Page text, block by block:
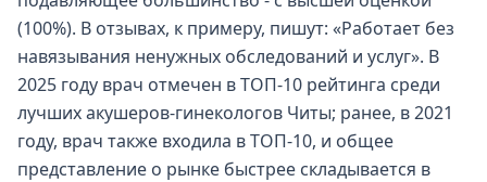
(100%). В отзывах, к примеру, пишут: «Работает без
навязывания ненужных обследований и услуг». В
2025 году врач отмечен в ТОП-10 рейтинга среди
лучших акушеров-гинекологов Читы; ранее, в 2021
году, врач также входила в ТОП-10, и общее
представление о рынке быстрее складывается в